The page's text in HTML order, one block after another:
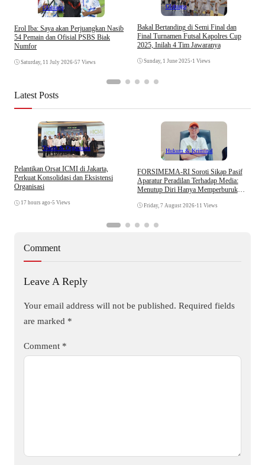
Olahraga
Erol Iba: Saya akan Perjuangkan Nasib
54 Pemain dan Ofisial PSBS Biak
Numfor
Saturday, 11 July 2026•57 Views
Olahraga
Bakal Bertanding di Semi Final dan
Final Turnamen Futsal Kapolres Cup
2025, Inilah 4 Tim Jawaranya
Sunday, 1 June 2025 •1 Views
Latest Posts
Tokoh & Organisasi
Pelantikan Orsat ICMI di Jakarta,
Perkuat Konsolidasi dan Eksistensi
Organisasi
17 hours ago •5 Views
Hukum & Kriminal
​FORSIMEMA-RI Soroti Sikap Pasif
Aparatur Peradilan Terhadap Media:
Menutup Diri Hanya Memperburuk
Friday, 7 August 2026•11 Views
Comment
Leave A Reply
Your email address will not be published. Required fields
are marked *
Comment *